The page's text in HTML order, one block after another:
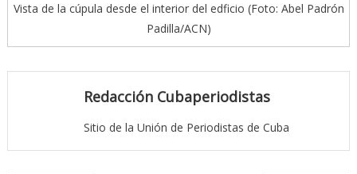
Vista de la cúpula desde el interior del edficio (Foto: Abel Padrón
Padilla/ACN)
Redacción Cubaperiodistas
Sitio de la Unión de Periodistas de Cuba